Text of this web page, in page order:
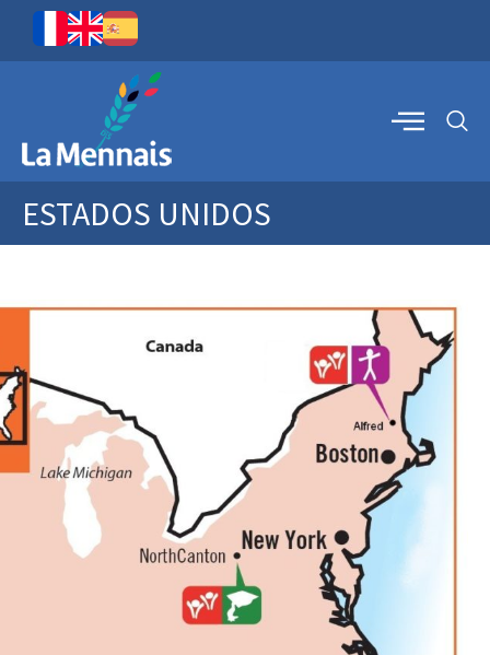
ESTADOS UNIDOS